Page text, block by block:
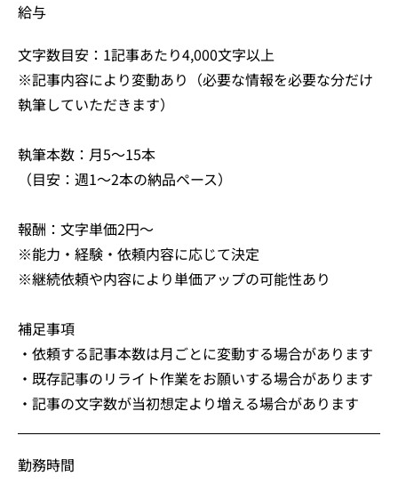
給与
文字数目安：1記事あたり4,000文字以上
※記事内容により変動あり（必要な情報を必要な分だけ
執筆していただきます）
執筆本数：月5～15本
（目安：週1～2本の納品ペース）
報酬：文字単価2円～
※能力・経験・依頼内容に応じて決定
※継続依頼や内容により単価アップの可能性あり
補足事項
・依頼する記事本数は月ごとに変動する場合があります
・既存記事のリライト作業をお願いする場合があります
・記事の文字数が当初想定より増える場合があります
勤務時間